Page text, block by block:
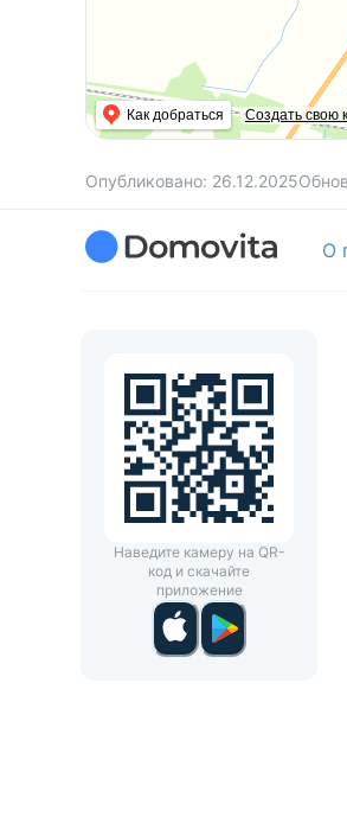
Как добраться Создать свою
Опубликовано: 26.12.2025
О
Наведите камеру на QR-
код и скачайте
приложение